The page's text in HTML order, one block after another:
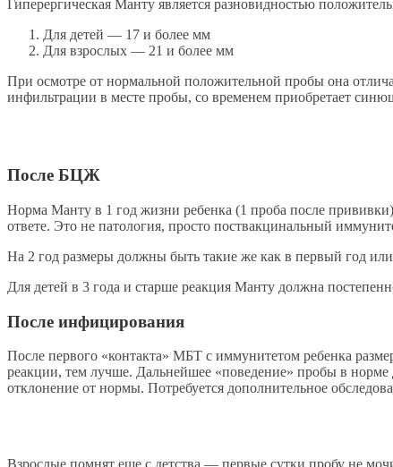
Гиперергическая Манту является разновидностью
Для детей — 17 и более мм
Для взрослых — 21 и более мм
При осмотре от нормальной положительной пробы она
инфильтрации в месте пробы, со временем приобретает
После БЦЖ
Норма Манту в 1 год жизни ребенка (1 проба после
ответе. Это не патология, просто поствакцинальный
На 2 год размеры должны быть такие же как в первый год
Для детей в 3 года и старше реакция Манту должна
После инфицирования
После первого «контакта» МБТ с иммунитетом ребенка
реакции, тем лучше. Дальнейшее «поведение» пробы в
отклонение от нормы. Потребуется дополнительное